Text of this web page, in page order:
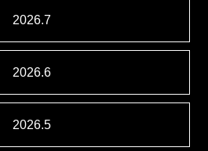
2026.7
2026.6
2026.5